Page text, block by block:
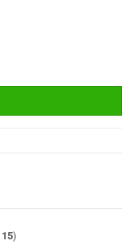
15)